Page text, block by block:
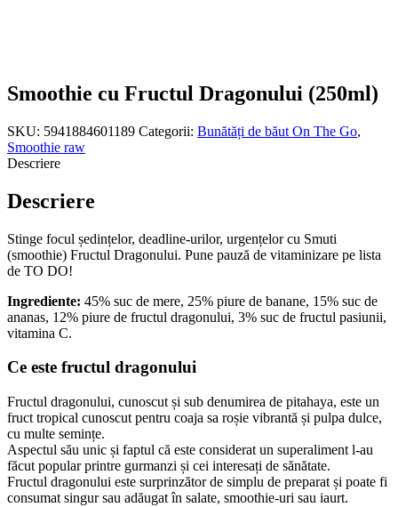
Smoothie cu Fructul Dragonului (250ml)
SKU: 5941884601189 Categorii: Bunătăți de băut On The Go,
Smoothie raw
Descriere
Descriere
Stinge focul ședințelor, deadline-urilor, urgențelor cu Smuti
(smoothie) Fructul Dragonului. Pune pauză de vitaminizare pe lista
de TO DO!
Ingrediente: 45% suc de mere, 25% piure de banane, 15% suc de
ananas, 12% piure de fructul dragonului, 3% suc de fructul pasiunii,
vitamina C.
Ce este fructul dragonului
Fructul dragonului, cunoscut și sub denumirea de pitahaya, este un
fruct tropical cunoscut pentru coaja sa roșie vibrantă și pulpa dulce,
cu multe semințe.
Aspectul său unic și faptul că este considerat un superaliment l-au
făcut popular printre gurmanzi și cei interesați de sănătate.
Fructul dragonului este surprinzător de simplu de preparat și poate fi
consumat singur sau adăugat în salate, smoothie-uri sau iaurt.